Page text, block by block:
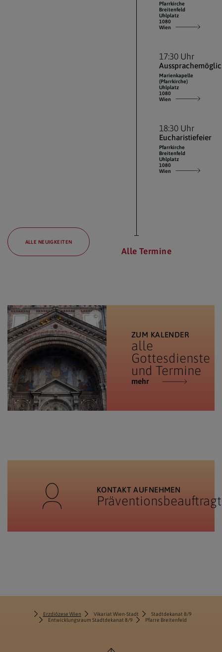
ALLE NEUIGKEITEN
Pfarrkirche
Breitenfeld
Uhlplatz
1080
Wien
17:30 Uhr
Marienkapelle
(Pfarrkirche)
Uhlplatz
1080
Wien
18:30 Uhr
Eucharistiefeier
Pfarrkirche
Breitenfeld
Uhlplatz
1080
Wien
Alle Termine
Pfarrkirche Breitenfeld
ZUM KALENDER
alle
Gottesdienste
und Termine
mehr
KONTAKT AUFNEHMEN
Erzdiözese Wien Vikariat Wien-Stadt
Stadtdekanat 8/9
Entwicklungsraum Stadtdekanat 8/9
Pfarre Breitenfeld